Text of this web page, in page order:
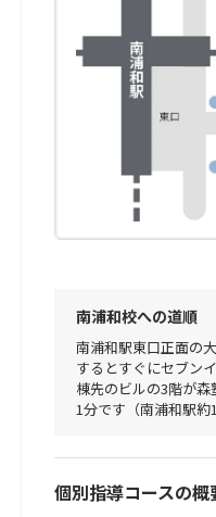
個別指導コースの概
南浦和校への道順
南浦和駅東口正面の
するとすぐにセブン
棟先のビルの3階が
1分です（南浦和駅約